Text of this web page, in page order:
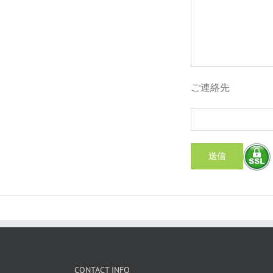
ご連絡先
CONTACT INFO